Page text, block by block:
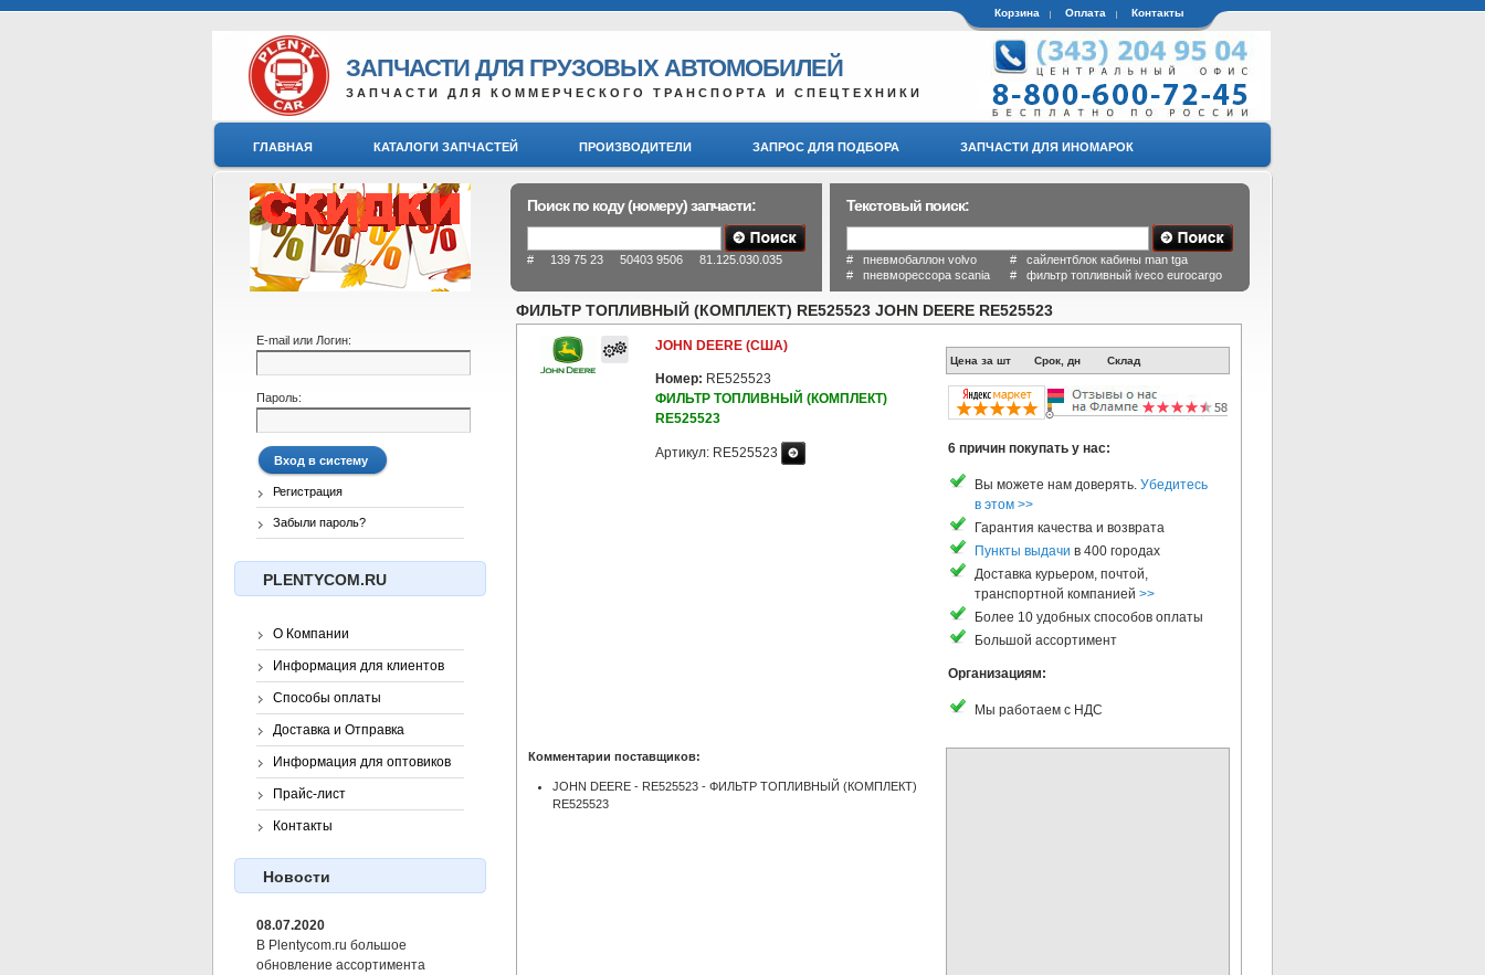
Корзина Оплата Контакты
ЗАПЧАСТИ ДЛЯ ГРУЗОВЫХ АВТОМОБИЛЕЙ
ЗАПЧАСТИ ДЛЯ КОММЕРЧЕСКОГО ТРАНСПОРТА И СПЕЦТЕХНИКИ
ГЛАВНАЯ КАТАЛОГИ ЗАПЧАСТЕЙ ПРОИЗВОДИТЕЛИ ЗАПРОС ДЛЯ ПОДБОРА ЗАПЧАСТИ ДЛЯ ИНОМАРОК
Поиск по коду (номеру) запчасти:
# 139 75 23 50403 9506 81.125.030.035
Текстовый поиск:
# пневмобаллон volvo # сайлентблок кабины man tga
# пневморессора scania # фильтр топливный iveco eurocargo
ФИЛЬТР ТОПЛИВНЫЙ (КОМПЛЕКТ) RE525523 JOHN DEERE RE525523
JOHN DEERE (США)
Номер: RE525523
ФИЛЬТР ТОПЛИВНЫЙ (КОМПЛЕКТ)
RE525523
Артикул: RE525523
Цена за шт Срок, дн Склад
6 причин покупать у нас:
Вы можете нам доверять. Убедитесь
в этом >>
Гарантия качества и возврата
Пункты выдачи в 400 городах
Доставка курьером, почтой,
транспортной компанией >>
Более 10 удобных способов оплаты
Большой ассортимент
Организациям:
Мы работаем с НДС
Комментарии поставщиков:
JOHN DEERE - RE525523 - ФИЛЬТР ТОПЛИВНЫЙ (КОМПЛЕКТ)
RE525523
E-mail или Логин:
Пароль:
Регистрация
Забыли пароль?
PLENTYCOM.RU
О Компании
Информация для клиентов
Способы оплаты
Доставка и Отправка
Информация для оптовиков
Прайс-лист
Контакты
Новости
08.07.2020
В Plentycom.ru большое
обновление ассортимента